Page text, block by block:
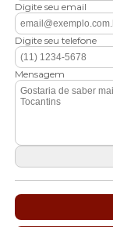
Digite seu email
Digite seu telefone
Mensagem